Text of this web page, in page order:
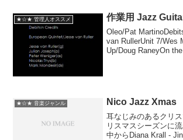
★☆★ 管理人オススメ 作業用 Jazz
Oleo/Pat
van RullerUnit 7/Wes
Up/Doug RaneyOn
★☆★ 音楽ジャンル Nico Jazz Xmas
耳なじみのあるクリ
リスマスシーズンに
中からDiana Krall -